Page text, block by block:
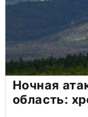
Ночная
область: